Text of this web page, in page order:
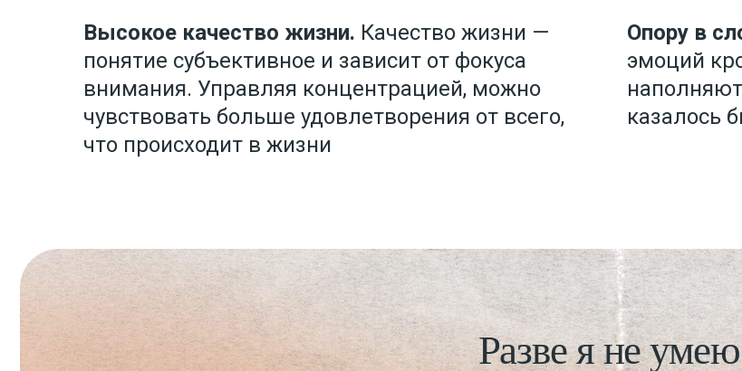
Высокое качество жизни. Качество жизни —
понятие субъективное и зависит от фокуса
внимания. Управляя концентрацией, можно
чувствовать больше удовлетворения от всего,
что происходит в жизни
Опору в
эмоций
казалось
Каждый из нас искренне благодарил хотя бы раз
благодарность может быть не случайной, а
практикой.В таком случае она становится
саморазвития.